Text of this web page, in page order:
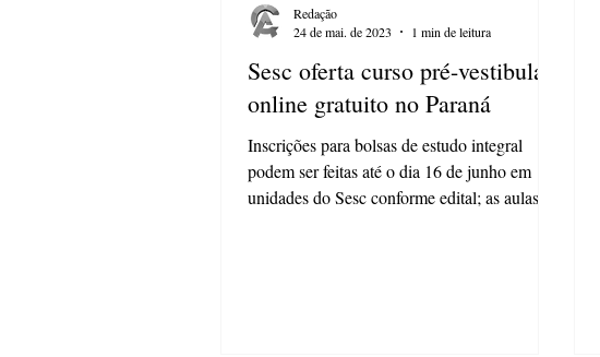
Sesc oferta curso pré-vestibular
online gratuito no Paraná
Inscrições para bolsas de estudo integral
podem ser feitas até o dia 16 de junho em
unidades do Sesc conforme edital; as aulas
Redação
24 de mai. de 2023
1 min de leitura